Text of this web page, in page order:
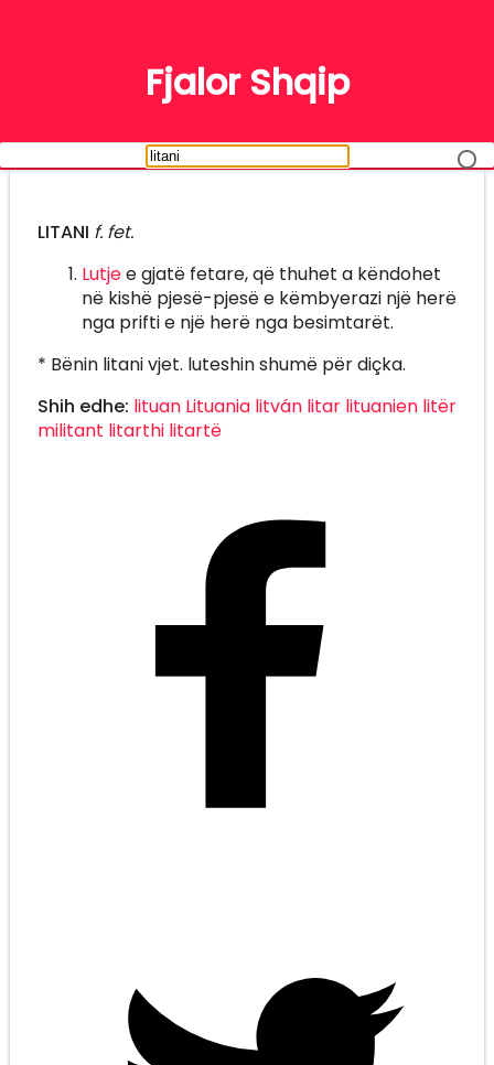
Fjalor Shqip
LITANI f. fet.
Lutjee gjatë fetare, që thuhet a këndohet
në kishë pjesë-pjesë e këmbyerazi një herë
nga prifti e një herë nga besimtarët.
* Bënin litani vjet. luteshin shumë për diçka.
Shih edhe: lituan Lituania litván litar lituanien litër
militant litarthi litartë